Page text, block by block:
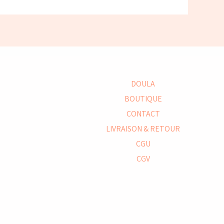
DOULA
BOUTIQUE
CONTACT
LIVRAISON & RETOUR
CGU
CGV